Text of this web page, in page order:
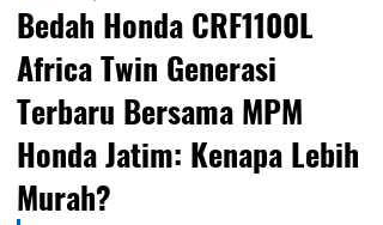
Bedah Honda CRF1100L
Africa Twin Generasi
Terbaru Bersama MPM
Honda Jatim: Kenapa Lebih
Murah?